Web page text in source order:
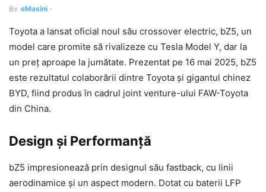
By eMasini -
Toyota a lansat oficial noul său crossover electric, bZ5, un
model care promite să rivalizeze cu Tesla Model Y, dar la
un preț aproape la jumătate. Prezentat pe 16 mai 2025, bZ5
este rezultatul colaborării dintre Toyota și gigantul chinez
BYD, fiind produs în cadrul joint venture-ului FAW-Toyota
din China.
Design și Performanță
bZ5 impresionează prin designul său fastback, cu linii
aerodinamice și un aspect modern. Dotat cu baterii LFP